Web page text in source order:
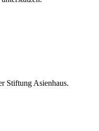
Stiftung Asienhaus.